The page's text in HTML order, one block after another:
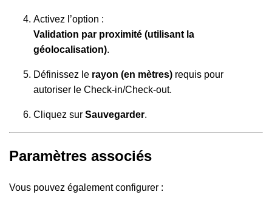
Activez l’option :
Validation par proximité (utilisant la
géolocalisation).
Définissez le rayon (en mètres) requis pour
autoriser le Check-in/Check-out.
Cliquez sur Sauvegarder.
Paramètres associés
Vous pouvez également configurer :